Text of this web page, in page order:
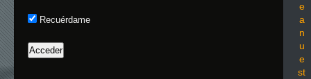
Recuérdame
e
a
n
u
e
st